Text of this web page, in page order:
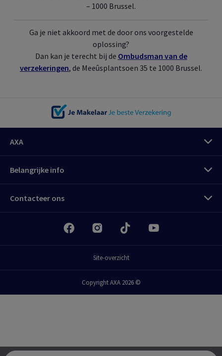
Alles over je verzekeringen als particulier
– 1000 Brussel.
Ga je niet akkoord met de door ons voorgestelde
oplossing?
Dan kan je terecht bij de Ombudsman van de
verzekeringen, de Meeûsplantsoen 35 te 1000 Brussel.
AXA
Belangrijke info
Contacteer ons
Copyright AXA 2026 ©
Site-overzicht